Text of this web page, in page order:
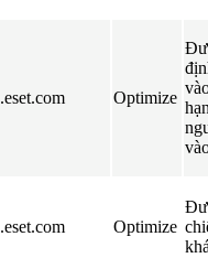
.eset.com Optimize
.eset.com Optimize